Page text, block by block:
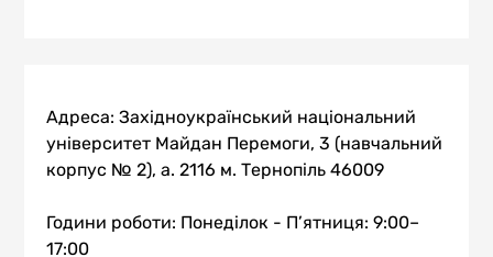
Адреса: Західноукраїнський національний
університет Майдан Перемоги, 3 (навчальний
корпус № 2), а. 2116 м. Тернопіль 46009
Години роботи: Понеділок - П’ятниця: 9:00–
17:00